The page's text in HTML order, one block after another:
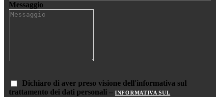
Messaggio
Dichiaro di aver preso visione dell'informativa sul
trattamento dei dati personali – INFORMATIVA SUL